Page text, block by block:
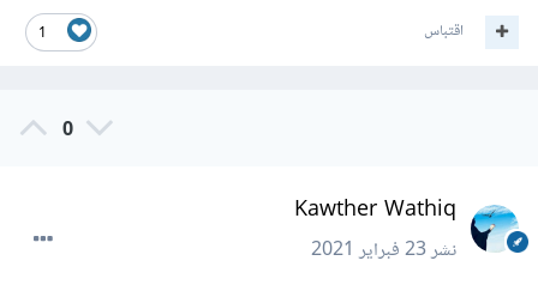
1 اقتباس
0
Kawther Wathiq
نشر23 فبراير 2021